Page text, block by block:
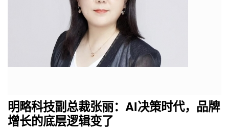
明略科技副总裁张丽：AI决策时代，品牌
增长的底层逻辑变了